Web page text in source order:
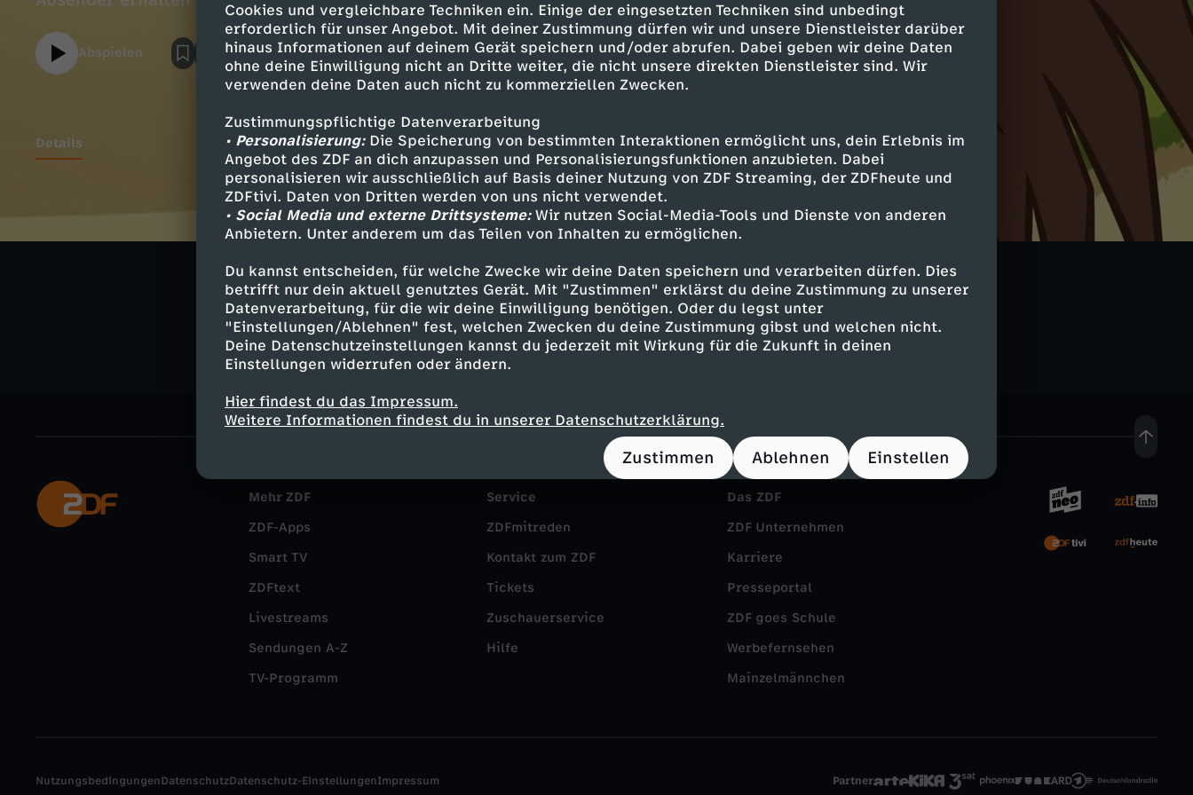
Cookies und vergleichbare Techniken ein. Einige der eingesetzten Techniken sind unbedingt
erforderlich für unser Angebot. Mit deiner Zustimmung dürfen wir und unsere Dienstleister darüber
hinaus Informationen auf deinem Gerät speichern und/oder abrufen. Dabei geben wir deine Daten
ohne deine Einwilligung nicht an Dritte weiter, die nicht unsere direkten Dienstleister sind. Wir
verwenden deine Daten auch nicht zu kommerziellen Zwecken.
Zustimmungspflichtige Datenverarbeitung
• Personalisierung:Die Speicherung von bestimmten Interaktionen ermöglicht uns, dein Erlebnis im
Angebot des ZDF an dich anzupassen und Personalisierungsfunktionen anzubieten. Dabei
personalisieren wir ausschließlich auf Basis deiner Nutzung von ZDF Streaming, der ZDFheute und
ZDFtivi. Daten von Dritten werden von uns nicht verwendet.
• Social Media und externe Drittsysteme:Wir nutzen Social-Media-Tools und Dienste von anderen
Anbietern. Unter anderem um das Teilen von Inhalten zu ermöglichen.
Du kannst entscheiden, für welche Zwecke wir deine Daten speichern und verarbeiten dürfen. Dies
betrifft nur dein aktuell genutztes Gerät. Mit "Zustimmen" erklärst du deine Zustimmung zu unserer
Datenverarbeitung, für die wir deine Einwilligung benötigen. Oder du legst unter
"Einstellungen/Ablehnen" fest, welchen Zwecken du deine Zustimmung gibst und welchen nicht.
Deine Datenschutzeinstellungen kannst du jederzeit mit Wirkung für die Zukunft in deinen
Einstellungen widerrufen oder ändern.
Hier findest du das Impressum.
Weitere Informationen findest du in unserer Datenschutzerklärung.
Zustimmen Ablehnen Einstellen
Abspielen
Details
Ähnliche Inhalte entdecken
Abenteuer Animation lebendig
FSK 0
Sherlock Yack - Der Zoodetektiv
Mehr ZDF
ZDF-Apps
Smart TV
ZDFtext
Livestreams
Sendungen A-Z
TV-Programm
Service
ZDFmitreden
Kontakt zum ZDF
Tickets
Zuschauerservice
Hilfe
Das ZDF
ZDF Unternehmen
Karriere
Presseportal
ZDF goes Schule
Werbefernsehen
Mainzelmännchen
Partner
NutzungsbedingungenDatenschutzDatenschutz-EinstellungenImpressum